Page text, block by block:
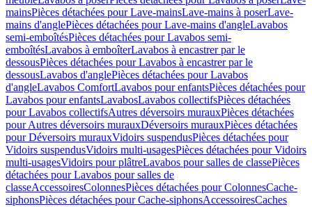
mainsPièces détachées pour Lave-mainsLave-mains à poserLave-
mains d'anglePièces détachées pour Lave-mains d'angleLavabos
semi-emboîtésPièces détachées pour Lavabos semi-
emboîtésLavabos à emboîterLavabos à encastrer par le
dessousPièces détachées pour Lavabos à encastrer par le
dessousLavabos d'anglePièces détachées pour Lavabos
d'angleLavabos ComfortLavabos pour enfantsPièces détachées pour
Lavabos pour enfantsLavabosLavabos collectifsPièces détachées
pour Lavabos collectifsAutres déversoirs murauxPièces détachées
pour Autres déversoirs murauxDéversoirs murauxPièces détachées
pour Déversoirs murauxVidoirs suspendusPièces détachées pour
Vidoirs suspendusVidoirs multi-usagesPièces détachées pour Vidoirs
multi-usagesVidoirs pour plâtreLavabos pour salles de classePièces
détachées pour Lavabos pour salles de
classeAccessoiresColonnesPièces détachées pour ColonnesCache-
siphonsPièces détachées pour Cache-siphonsAccessoiresCaches